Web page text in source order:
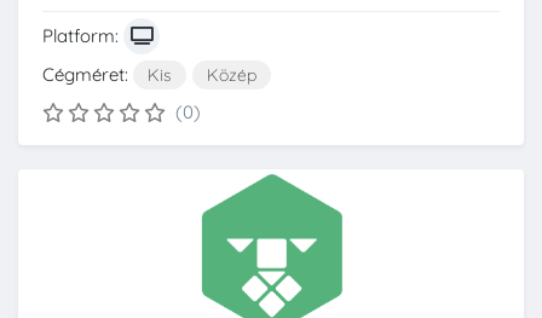
Platform:
Cégméret:
Kis Közép
(0)